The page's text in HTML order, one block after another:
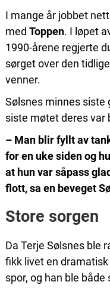
I mange år jobbet
med Toppen. I løpet
1990-årene regjerte
sørget over den
venner.
Sølsnes minnes siste
siste møtet deres var
– Man blir fyllt av
for en uke siden og
at hun var såpass
flott, sa en beveget
Store sorgen
Da Terje Sølsnes ble
fikk livet en
spor, og han ble